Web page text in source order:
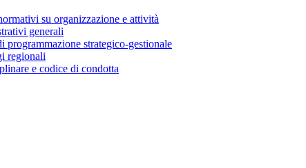
su organizzazione e attività
generali
programmazione strategico-gestionale
regionali
e codice di condotta